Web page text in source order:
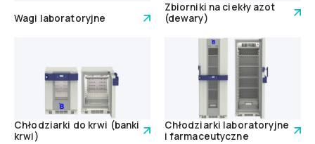
Wagi laboratoryjne
Zbiorniki na ciekły azot
(dewary)
Chłodziarki do krwi (banki
krwi)
Chłodziarki laboratoryjne
i farmaceutyczne